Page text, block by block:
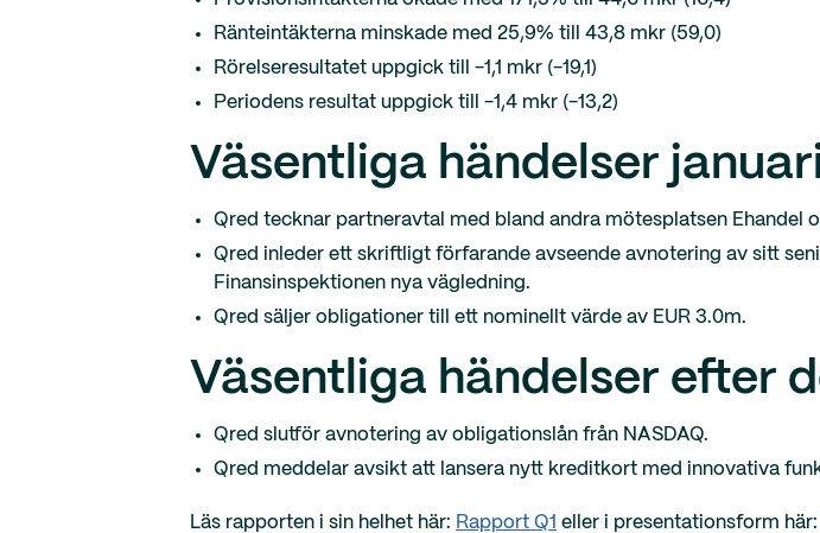
Ränteintäkterna minskade med 25,9% till 43,8 mkr (59,0)
Rörelseresultatet uppgick till -1,1 mkr (-19,1)
Periodens resultat uppgick till -1,4 mkr (-13,2)
Väsentliga händelser
Qred tecknar partneravtal med bland andra mötesplatsen Ehandel
Qred inleder ett skriftligt förfarande avseende avnotering av sitt
Finansinspektionen nya vägledning.
Qred säljer obligationer till ett nominellt värde av EUR 3.0m.
Väsentliga händelser efter
Qred slutför avnotering av obligationslån från NASDAQ.
Qred meddelar avsikt att lansera nytt kreditkort med innovativa
Läs rapporten i sin helhet här: Rapport Q1 eller i presentationsform här: